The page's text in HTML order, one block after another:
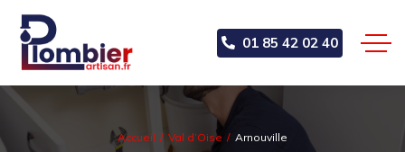
01 85 42 02 40
Accueil Val d’Oise Arnouville